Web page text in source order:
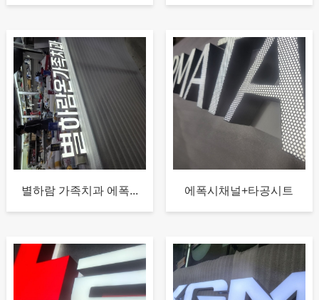
별하람 가족치과 에폭... 에폭시채널+타공시트